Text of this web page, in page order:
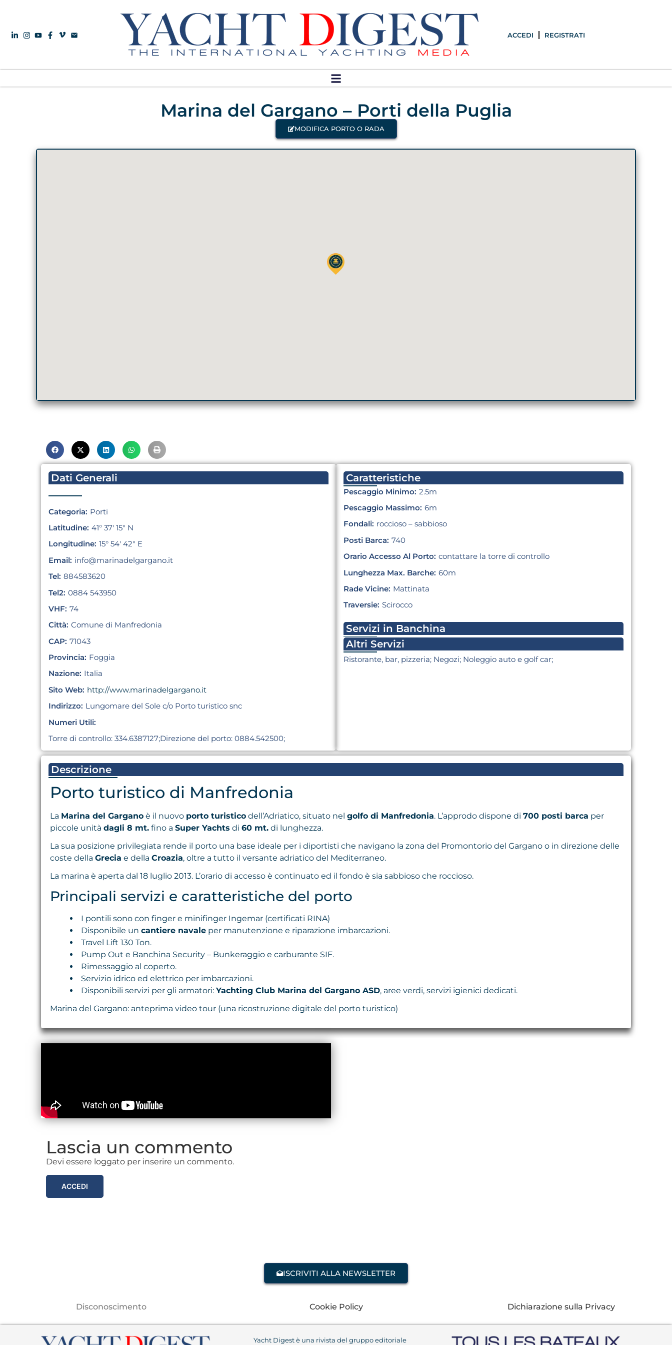
ACCEDI REGISTRATI
Marina del Gargano – Porti della Puglia
MODIFICA PORTO O RADA
Dati Generali
Categoria: Porti
Latitudine: 41° 37′ 15″ N
Longitudine: 15° 54′ 42″ E
Email: info@marinadelgargano.it
Tel: 884583620
Tel2: 0884 543950
VHF: 74
Città: Comune di Manfredonia
CAP: 71043
Provincia: Foggia
Nazione: Italia
Sito Web: http://www.marinadelgargano.it
Indirizzo: Lungomare del Sole c/o Porto turistico snc
Numeri Utili:
Torre di controllo: 334.6387127;Direzione del porto: 0884.542500;
Caratteristiche
Pescaggio Minimo: 2.5m
Pescaggio Massimo: 6m
Fondali: roccioso – sabbioso
Posti Barca: 740
Orario Accesso Al Porto: contattare la torre di controllo
Lunghezza Max. Barche: 60m
Rade Vicine: Mattinata
Traversie: Scirocco
Servizi in Banchina
Altri Servizi
Ristorante, bar, pizzeria; Negozi; Noleggio auto e golf car;
Descrizione
Porto turistico di Manfredonia
La Marina del Gargano è il nuovo porto turistico dell’Adriatico, situato nel golfo di Manfredonia. L’approdo dispone di 700 posti barca per
piccole unità dagli 8 mt. fino a Super Yachts di 60 mt. di lunghezza.
La sua posizione privilegiata rende il porto una base ideale per i diportisti che navigano la zona del Promontorio del Gargano o in direzione delle
coste della Grecia e della Croazia, oltre a tutto il versante adriatico del Mediterraneo.
La marina è aperta dal 18 luglio 2013. L’orario di accesso è continuato ed il fondo è sia sabbioso che roccioso.
Principali servizi e caratteristiche del porto
I pontili sono con finger e minifinger Ingemar (certificati RINA)
Disponibile un cantiere navale per manutenzione e riparazione imbarcazioni.
Travel Lift 130 Ton.
Pump Out e Banchina Security – Bunkeraggio e carburante SIF.
Rimessaggio al coperto.
Servizio idrico ed elettrico per imbarcazioni.
Disponibili servizi per gli armatori: Yachting Club Marina del Gargano ASD, aree verdi, servizi igienici dedicati.
Marina del Gargano: anteprima video tour (una ricostruzione digitale del porto turistico)
Lascia un commento
Devi essere loggato per inserire un commento.
ACCEDI
ISCRIVITI ALLA NEWSLETTER
Disconoscimento Cookie Policy Dichiarazione sulla Privacy
Yacht Digest è una rivista del gruppo editoriale